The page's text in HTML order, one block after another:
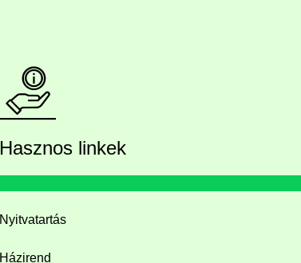
Hasznos linkek
Nyitvatartás
Házirend